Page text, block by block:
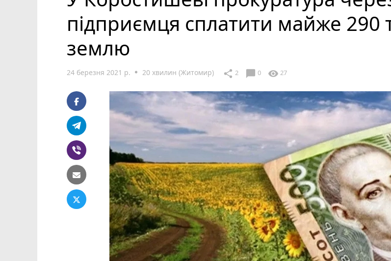
підприємця сплатити майже 290
землю
24 березня 2021 р. 20 хвилин (Житомир) share 2 chat_bubble 0 visibility 27